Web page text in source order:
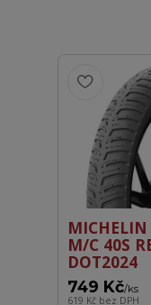
M/C 40S
DOT2024
749 Kč/ks
619 Kč bez DPH